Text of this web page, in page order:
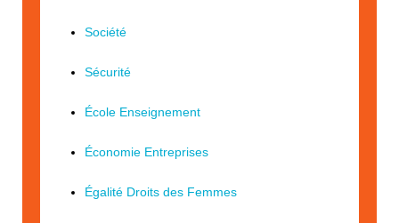
Société
Sécurité
École Enseignement
Économie Entreprises
Égalité Droits des Femmes